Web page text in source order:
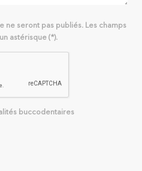
seront pas publiés. Les champs
astérisque (*).
buccodentaires